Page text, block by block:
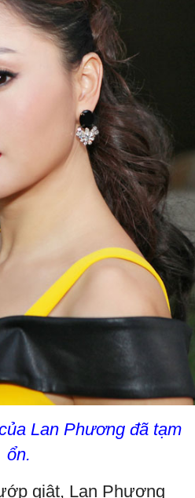
Lan Phương đã tạm
ổn.
giật, Lan Phương